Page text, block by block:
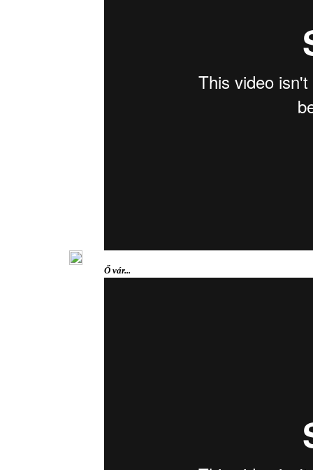
Ő vár...